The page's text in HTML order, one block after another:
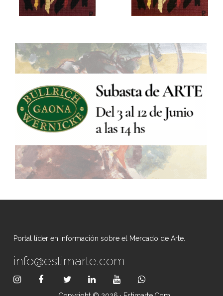
Portal líder en información sobre el Mercado de Arte.
info@estimarte.com